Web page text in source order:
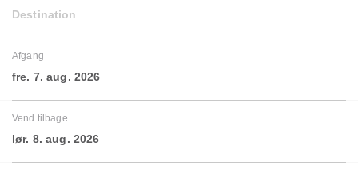
Destination
Afgang
fre. 7. aug. 2026
Vend tilbage
lør. 8. aug. 2026